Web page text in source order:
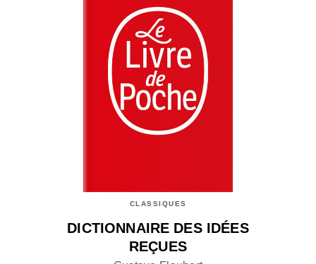
CLASSIQUES
DICTIONNAIRE DES IDÉES
REÇUES